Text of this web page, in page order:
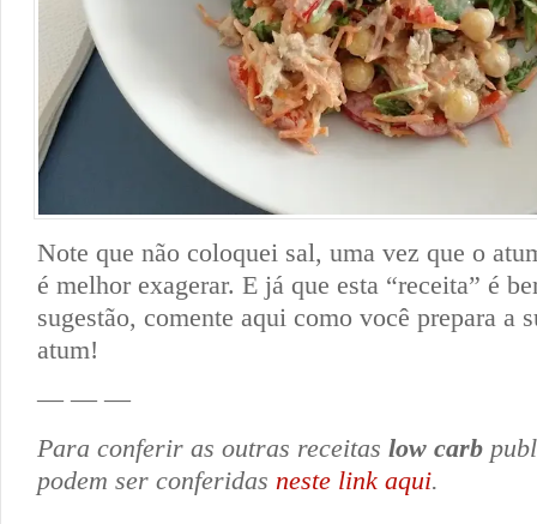
Note que não coloquei sal, uma vez que o
é melhor exagerar. E já que esta “receita” é
sugestão, comente aqui como você prepara a
atum!
— — —
Para conferir as outras receitas low carb
podem ser conferidas neste link aqui.